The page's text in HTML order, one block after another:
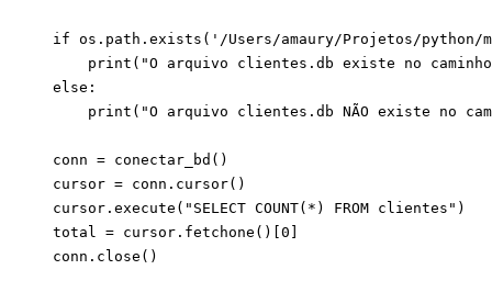
if os.path.exists('/Users/amaury/Projetos/python/
print("O arquivo clientes.db existe no
    else:
print("O arquivo clientes.db NÃO existe no
    conn = conectar_bd()
    cursor = conn.cursor()
    cursor.execute("SELECT COUNT(*) FROM clientes")
    total = cursor.fetchone()[0]
    conn.close()